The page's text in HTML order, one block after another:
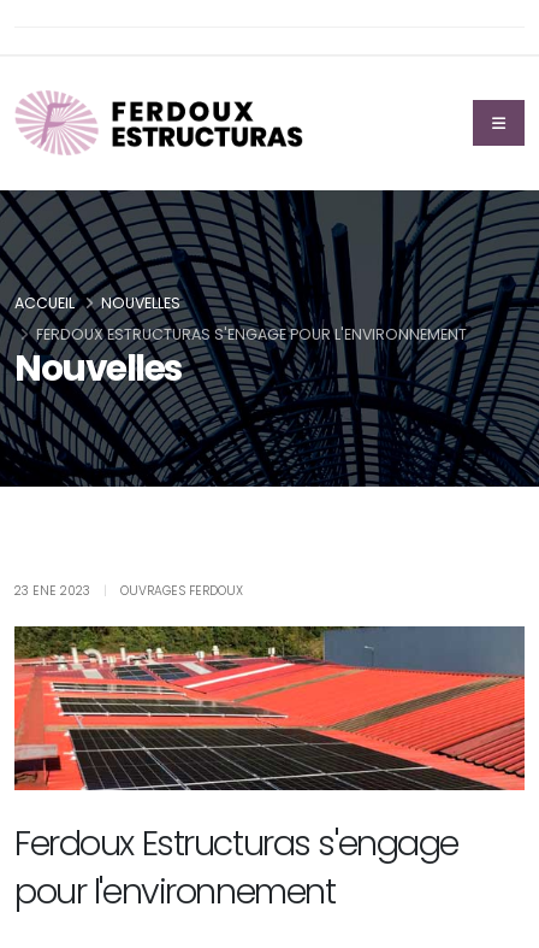
Nouvelles
ACCUEIL
NOUVELLES
FERDOUX ESTRUCTURAS S'ENGAGE POUR L'ENVIRONNEMENT
23 ENE 2023 OUVRAGES FERDOUX
Ferdoux Estructuras s'engage
pour l'environnement